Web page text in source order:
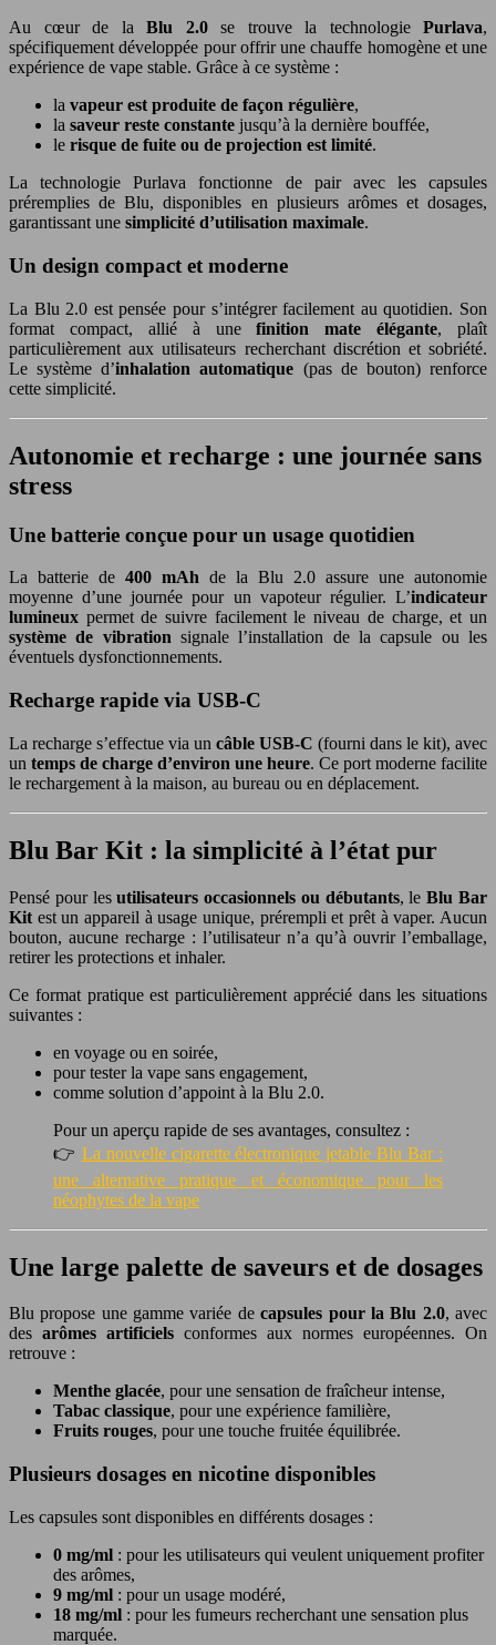
Au cœur de la Blu 2.0se trouve la technologie Purlava,
spécifiquement développée pour offrir une chauffe homogène et une
expérience de vape stable. Grâce à ce système :
la vapeur est produite de façon régulière,
la saveur reste constante jusqu’à la dernière bouffée,
le risque de fuite ou de projection est limité.
La technologie Purlava fonctionne de pair avec les capsules
préremplies de Blu, disponibles en plusieurs arômes et dosages,
garantissant une simplicité d’utilisation maximale.
Un design compact et moderne
La Blu 2.0 est pensée pour s’intégrer facilement au quotidien. Son
format compact, allié à unefinition mate élégante, plaît
particulièrement aux utilisateurs recherchant discrétion et sobriété.
Le système d’inhalation automatique (pas de bouton) renforce
cette simplicité.
Autonomie et recharge : une journée sans
stress
Une batterie conçue pour un usage quotidien
La batterie de 400 mAh de la Blu 2.0 assure une autonomie
moyenne d’une journée pour un vapoteur régulier. L’indicateur
lumineux permet de suivre facilement le niveau de charge, et un
système de vibration signale l’installation de la capsule ou les
éventuels dysfonctionnements.
Recharge rapide via USB-C
La recharge s’effectue via un câble USB-C (fourni dans le kit), avec
un temps de charge d’environ une heure. Ce port moderne facilite
le rechargement à la maison, au bureau ou en déplacement.
Blu Bar Kit : la simplicité à l’état pur
Pensé pour lesutilisateurs occasionnels ou débutants, leBlu Bar
Kit est un appareil à usage unique, prérempli et prêt à vaper. Aucun
bouton, aucune recharge : l’utilisateur n’a qu’à ouvrir l’emballage,
retirer les protections et inhaler.
Ce format pratique est particulièrement apprécié dans les situations
suivantes :
en voyage ou en soirée,
pour tester la vape sans engagement,
comme solution d’appoint à la Blu 2.0.
Pour un aperçu rapide de ses avantages, consultez :
👉 La nouvelle cigarette électronique jetable Blu Bar :
une alternative pratique et économique pour les
néophytes de la vape
Une large palette de saveurs et de dosages
Blu propose une gamme variée decapsules pour la Blu 2.0, avec
des arômes artificiels conformes aux normes européennes. On
retrouve :
Menthe glacée, pour une sensation de fraîcheur intense,
Tabac classique, pour une expérience familière,
Fruits rouges, pour une touche fruitée équilibrée.
Plusieurs dosages en nicotine disponibles
Les capsules sont disponibles en différents dosages :
0 mg/ml : pour les utilisateurs qui veulent uniquement profiter
des arômes,
9 mg/ml : pour un usage modéré,
18 mg/ml : pour les fumeurs recherchant une sensation plus
marquée.